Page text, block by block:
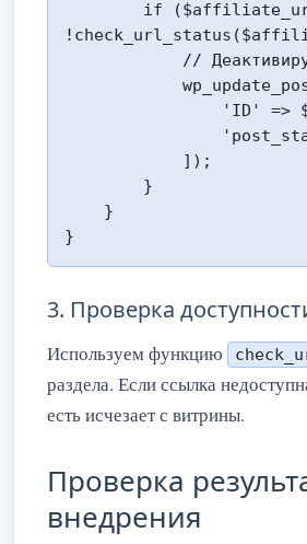
}
3. Проверка
Используем функцию
раздела. Если ссылка
есть исчезает с витрины.
Проверка
внедрения